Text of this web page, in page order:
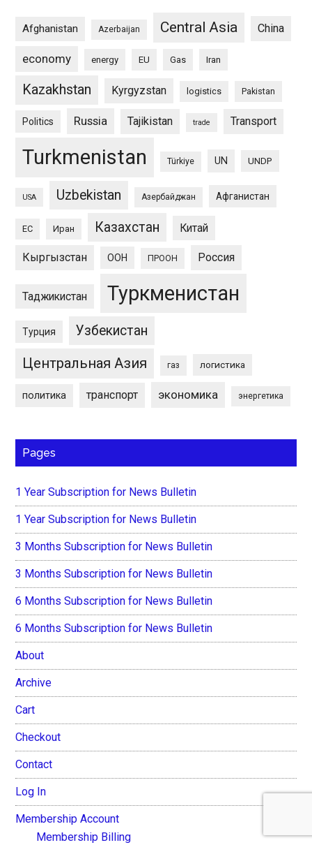
Afghanistan Azerbaijan Central Asia China
economy energy EU Gas Iran
Kazakhstan Kyrgyzstan logistics Pakistan
Politics Russia Tajikistan trade Transport
Turkmenistan Türkiye UN UNDP
USA Uzbekistan Азербайджан Афганистан
ЕС Иран Казахстан Китай
Кыргызстан ООН ПРООН Россия
Таджикистан Туркменистан
Турция Узбекистан
Центральная Азия газ логистика
политика транспорт экономика энергетика
Pages
1 Year Subscription for News Bulletin
1 Year Subscription for News Bulletin
3 Months Subscription for News Bulletin
3 Months Subscription for News Bulletin
6 Months Subscription for News Bulletin
6 Months Subscription for News Bulletin
About
Archive
Cart
Checkout
Contact
Log In
Membership Account
Membership Billing